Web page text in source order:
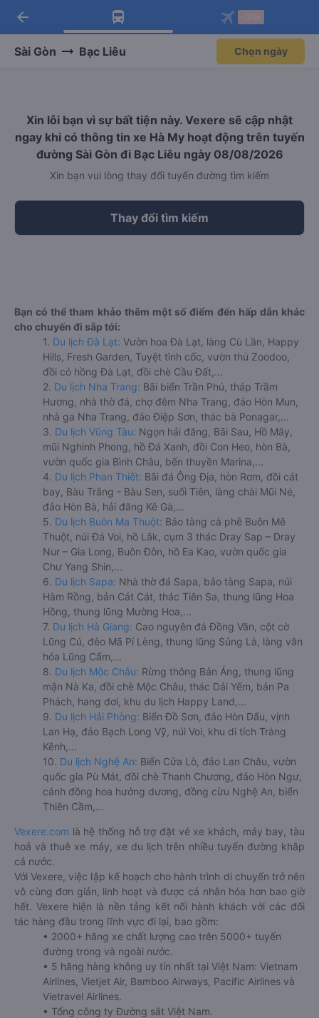
Tải app Vexere ngay!
Nhận ưu đãi thành viên độc
Mở app
Tải app Vexere
-30k/ghế khi đặt vé máy bay qua
Mở app
arrow_back
Sài Gòn Bạc Liêu Chọn ngày
Xin lỗi bạn vì sự bất tiện này. Vexere sẽ cập nhật
ngay khi có thông tin xe Hà My hoạt động trên tuyến
đường Sài Gòn đi Bạc Liêu ngày 08/08/2026
Xin bạn vui lòng thay đổi tuyến đường tìm kiếm
Thay đổi tìm kiếm
Bạn có thể tham khảo thêm một số điểm đến hấp dẫn khác
cho chuyến đi sắp tới:
1. Du lịch Đà Lạt: Vườn hoa Đà Lạt, làng Cù Lần, Happy
Hills, Fresh Garden, Tuyệt tình cốc, vườn thú Zoodoo,
đồi cỏ hồng Đà Lạt, đồi chè Cầu Đất,...
2. Du lịch Nha Trang: Bãi biển Trần Phú, tháp Trầm
Hương, nhà thờ đá, chợ đêm Nha Trang, đảo Hòn Mun,
nhà ga Nha Trang, đảo Điệp Sơn, thác bà Ponagar,...
3. Du lịch Vũng Tàu: Ngọn hải đăng, Bãi Sau, Hồ Mây,
mũi Nghinh Phong, hồ Đá Xanh, đồi Con Heo, hòn Bà,
vườn quốc gia Bình Châu, bến thuyền Marina,...
4. Du lịch Phan Thiết: Bãi đá Ông Địa, hòn Rơm, đồi cát
bay, Bàu Trắng - Bàu Sen, suối Tiên, làng chài Mũi Né,
đảo Hòn Bà, hải đăng Kê Gà,...
5. Du lịch Buôn Ma Thuột: Bảo tàng cà phê Buôn Mê
Thuột, núi Đá Voi, hồ Lắk, cụm 3 thác Dray Sap – Dray
Nur – Gia Long, Buôn Đôn, hồ Ea Kao, vườn quốc gia
Chư Yang Shin,...
6. Du lịch Sapa: Nhà thờ đá Sapa, bảo tàng Sapa, núi
Hàm Rồng, bản Cát Cát, thác Tiên Sa, thung lũng Hoa
Hồng, thung lũng Mường Hoa,...
7. Du lịch Hà Giang: Cao nguyên đá Đồng Văn, cột cờ
Lũng Cú, đèo Mã Pí Lèng, thung lũng Sủng Là, làng văn
hóa Lũng Cẩm,...
8. Du lịch Mộc Châu: Rừng thông Bản Áng, thung lũng
mận Nà Ka, đồi chè Mộc Châu, thác Dải Yếm, bản Pa
Phách, hang dơi, khu du lịch Happy Land,...
9. Du lịch Hải Phòng: Biển Đồ Sơn, đảo Hòn Dấu, vịnh
Lan Hạ, đảo Bạch Long Vỹ, núi Voi, khu di tích Tràng
Kênh,...
10. Du lịch Nghệ An: Biển Cửa Lò, đảo Lan Châu, vườn
quốc gia Pù Mát, đồi chè Thanh Chương, đảo Hòn Ngư,
cánh đồng hoa hướng dương, đồng cừu Nghệ An, biển
Thiên Cầm,...
Vexere.com là hệ thống hỗ trợ đặt vé xe khách, máy bay, tàu
hoả và thuê xe máy, xe du lịch trên nhiều tuyến đường khắp
cả nước.
Với Vexere, việc lập kế hoạch cho hành trình di chuyển trở nên
vô cùng đơn giản, linh hoạt và được cá nhân hóa hơn bao giờ
hết. Vexere hiện là nền tảng kết nối hành khách với các đối
tác hàng đầu trong lĩnh vực đi lại, bao gồm:
• 2000+ hãng xe chất lượng cao trên 5000+ tuyến
đường trong và ngoài nước.
• 5 hãng hàng không uy tín nhất tại Việt Nam: Vietnam
Airlines, Vietjet Air, Bamboo Airways, Pacific Airlines và
Vietravel Airlines.
• Tổng công ty Đường sắt Việt Nam.